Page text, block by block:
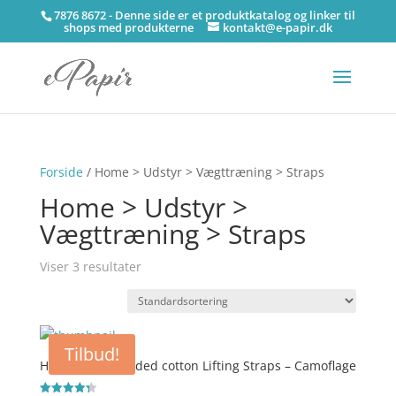
7876 8672 - Denne side er et produktkatalog og linker til
shops med produkterne kontakt@e-papir.dk
Forside/ Home > Udstyr > Vægttræning > Straps
Home > Udstyr >
Vægttræning > Straps
Viser 3 resultater
Tilbud!
Harbinger – Padded cotton Lifting Straps – Camoflage